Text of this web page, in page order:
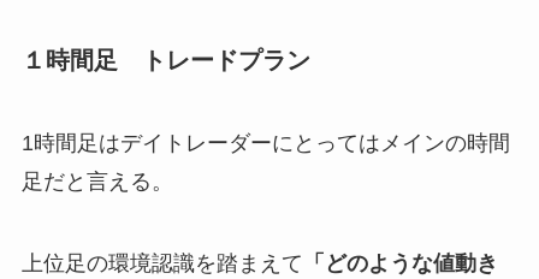
１時間足 トレードプラン
1時間足はデイトレーダーにとってはメインの時間
足だと言える。
上位足の環境認識を踏まえて 「どのような値動き